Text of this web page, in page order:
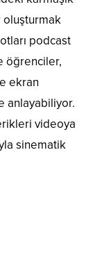
oluşturmak
podcast
öğrenciler,
ekran
anlayabiliyor.
videoya
sinematik